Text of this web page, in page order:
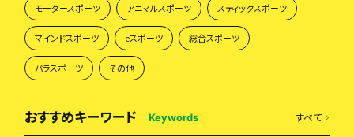
モータースポーツ アニマルスポーツ スティックスポーツ
マインドスポーツ eスポーツ 総合スポーツ
パラスポーツ その他
おすすめキーワード Keywords すべて